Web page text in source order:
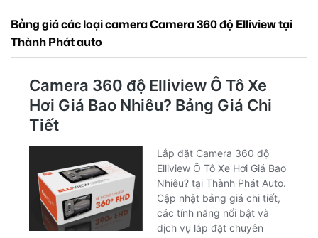
Bảng giá các loại camera Camera 360 độ Elliview tại
Thành Phát auto